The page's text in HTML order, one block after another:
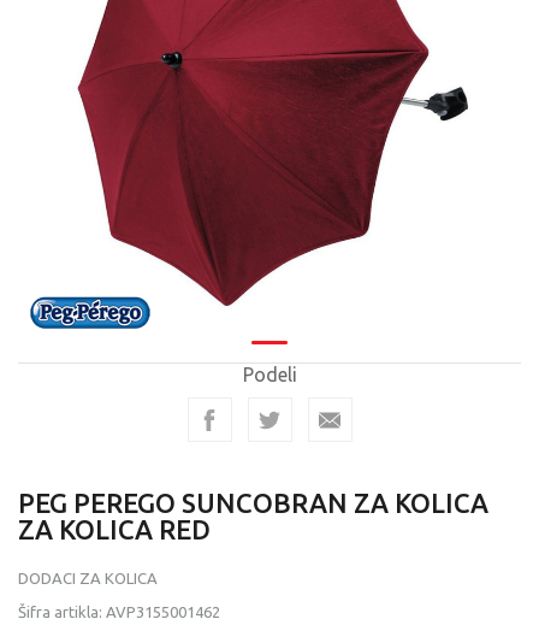
Podeli
PEG PEREGO SUNCOBRAN ZA KOLICA
ZA KOLICA RED
DODACI ZA KOLICA
Šifra artikla: AVP3155001462